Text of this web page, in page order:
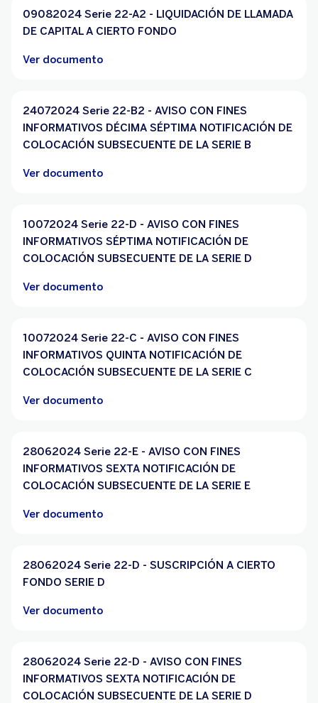
09082024 Serie 22-A2 - LIQUIDACIÓN DE LLAMADA
DE CAPITAL A CIERTO FONDO
Ver documento
24072024 Serie 22-B2 - AVISO CON FINES
INFORMATIVOS DÉCIMA SÉPTIMA NOTIFICACIÓN DE
COLOCACIÓN SUBSECUENTE DE LA SERIE B
Ver documento
10072024 Serie 22-D - AVISO CON FINES
INFORMATIVOS SÉPTIMA NOTIFICACIÓN DE
COLOCACIÓN SUBSECUENTE DE LA SERIE D
Ver documento
10072024 Serie 22-C - AVISO CON FINES
INFORMATIVOS QUINTA NOTIFICACIÓN DE
COLOCACIÓN SUBSECUENTE DE LA SERIE C
Ver documento
28062024 Serie 22-E - AVISO CON FINES
INFORMATIVOS SEXTA NOTIFICACIÓN DE
COLOCACIÓN SUBSECUENTE DE LA SERIE E
Ver documento
28062024 Serie 22-D - SUSCRIPCIÓN A CIERTO
FONDO SERIE D
Ver documento
28062024 Serie 22-D - AVISO CON FINES
INFORMATIVOS SEXTA NOTIFICACIÓN DE
COLOCACIÓN SUBSECUENTE DE LA SERIE D